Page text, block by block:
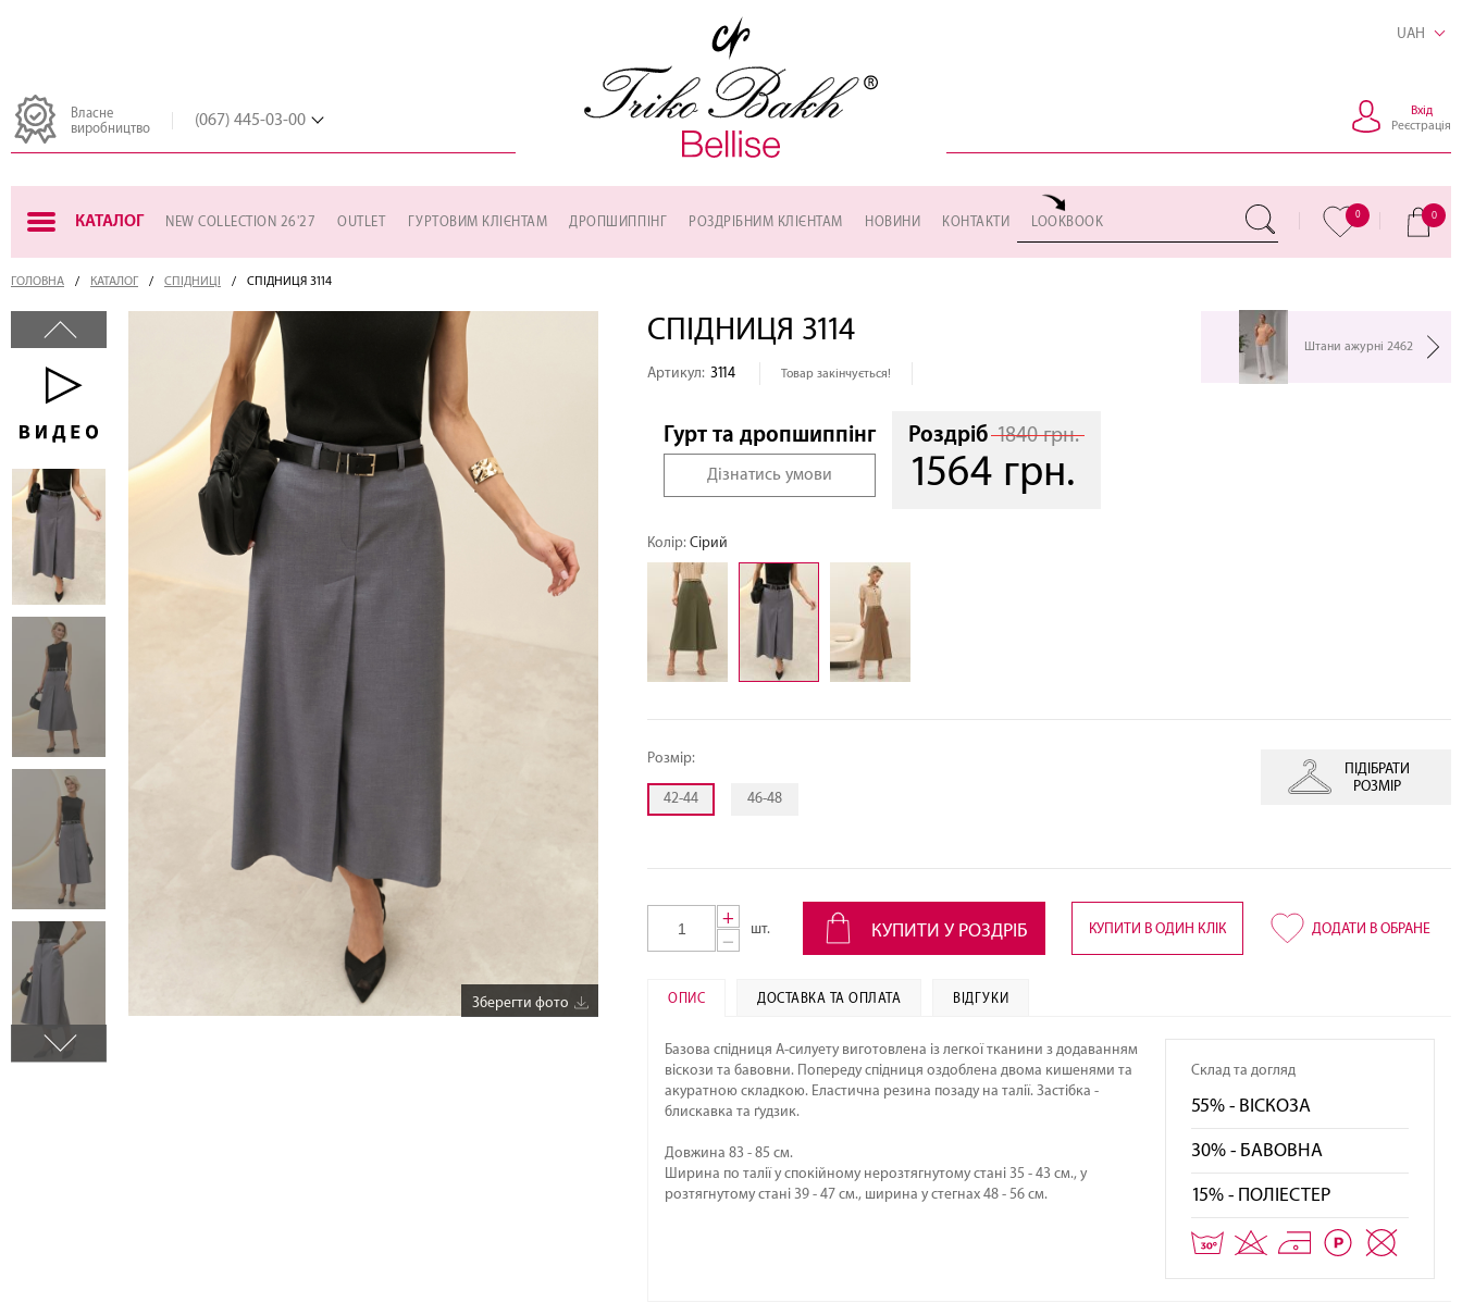
UAH
Власне
виробництво
(067) 445-03-00
Вхід
Реєстрація
КАТАЛОГ NEW COLLECTION 26'27 OUTLET ГУРТОВИМ КЛІЄНТАМ ДРОПШИППІНГ РОЗДРІБНИМ КЛІЄНТАМ НОВИНИ КОНТАКТИ LOOKBOOK 0 0
ГОЛОВНА КАТАЛОГ СПІДНИЦІ СПІДНИЦЯ 3114
Зберегти фото Зберегти фото
СПІДНИЦЯ 3114
Артикул: 3114 Товар закінчується!
Штани ажурні 2462
Гурт та дропшиппінг
Дізнатись умови
Роздріб 1840 грн.
1564 грн.
Колір: Сірий
Розмір:
42-44 46-48
ПІДІБРАТИ
РОЗМІР
+
−
шт. КУПИТИ У РОЗДРІБ КУПИТИ В ОДИН КЛІК
ОПИС ДОСТАВКА ТА ОПЛАТА ВІДГУКИ
Базова спідниця А-силуету виготовлена із легкої тканини з додаванням
віскози та бавовни. Попереду спідниця оздоблена двома кишенями та
акуратною складкою. Еластична резина позаду на талії. Застібка -
блискавка та ґудзик.
Довжина 83 - 85 см.
Ширина по талії у спокійному нерозтягнутому стані 35 - 43 см., у
розтягнутому стані 39 - 47 см., ширина у стегнах 48 - 56 см.
Склад та догляд
55% - ВІСКОЗА
30% - БАВОВНА
15% - ПОЛІЕСТЕР